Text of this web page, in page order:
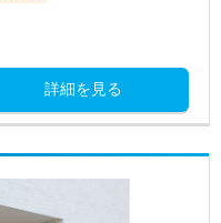
詳細を見る